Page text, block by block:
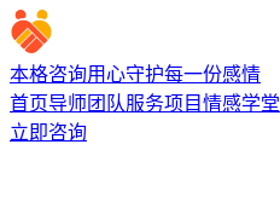
本格咨询用心守护每一份感情
首页导师团队服务项目情感学堂
立即咨询